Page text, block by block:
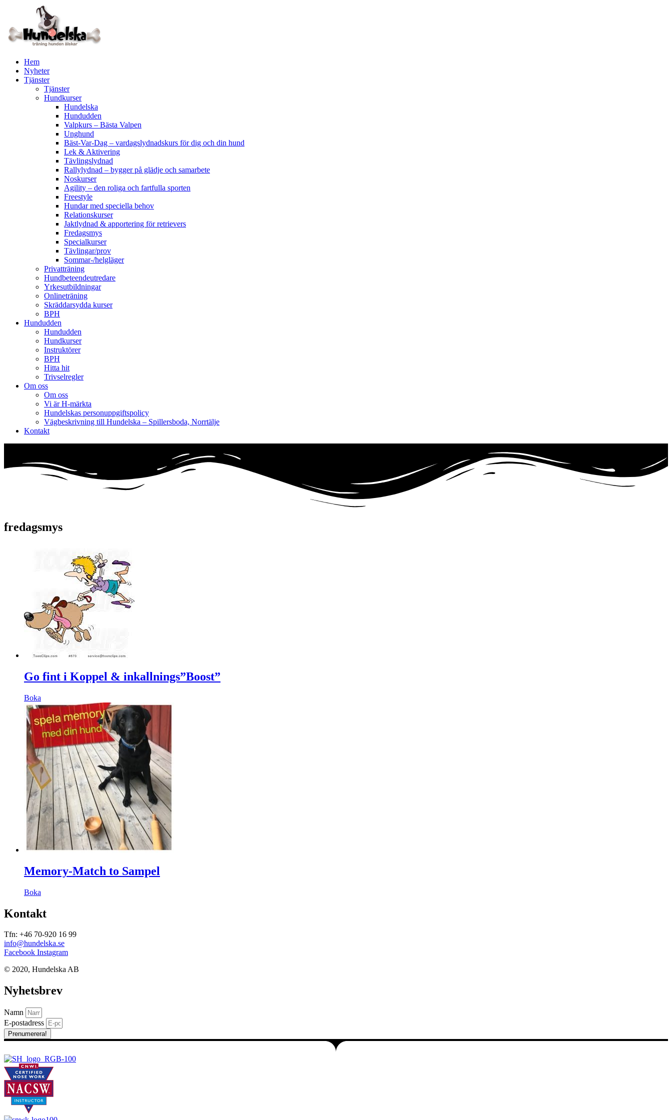
innehåll
Hem
Nyheter
Tjänster
Tjänster
Hundkurser
Hundelska
Hundudden
Valpkurs – Bästa Valpen
Unghund
Bäst-Var-Dag – vardagslydnadskurs för dig och din hund
Lek & Aktivering
Tävlingslydnad
Rallylydnad – bygger på glädje och samarbete
Noskurser
Agility – den roliga och fartfulla sporten
Freestyle
Hundar med speciella behov
Relationskurser
Jaktlydnad & apportering för retrievers
Fredagsmys
Specialkurser
Tävlingar/prov
Sommar-/helgläger
Privatträning
Hundbeteendeutredare
Yrkesutbildningar
Onlineträning
Skräddarsydda kurser
BPH
Hundudden
Hundudden
Hundkurser
Instruktörer
BPH
Hitta hit
Trivselregler
Om oss
Om oss
Vi är H-märkta
Hundelskas personuppgiftspolicy
Vägbeskrivning till Hundelska – Spillersboda, Norrtälje
Kontakt
fredagsmys
Go fint i Koppel & inkallnings”Boost”
Boka
Memory-Match to Sampel
Boka
Kontakt
Tfn: +46 70-920 16 99
info@hundelska.se
Facebook Instagram
© 2020, Hundelska AB​
Nyhetsbrev
Namn
E-postadress
Prenumerera!